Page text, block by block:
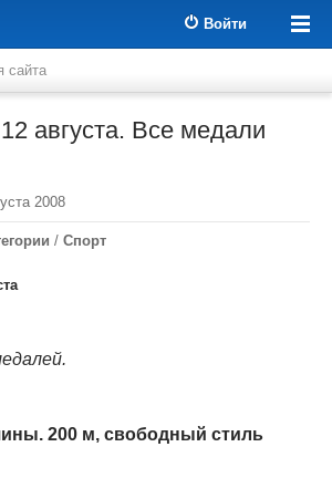
Войти
сайта
августа. Все медали
2008
/ Спорт
200 м, свободный стиль